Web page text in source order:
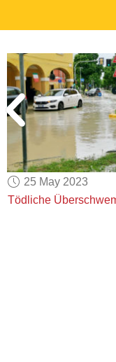
25 May 2023
Tödliche